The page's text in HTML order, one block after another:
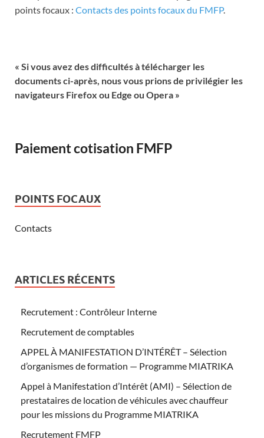
points focaux : Contacts des points focaux du FMFP.
« Si vous avez des difficultés à télécharger les
documents ci-après, nous vous prions de privilégier les
navigateurs Firefox ou Edge ou Opera »
Paiement cotisation FMFP
POINTS FOCAUX
Contacts
ARTICLES RÉCENTS
Recrutement : Contrôleur Interne
Recrutement de comptables
APPEL À MANIFESTATION D’INTÉRÊT – Sélection
d’organismes de formation — Programme MIATRIKA
Appel à Manifestation d’Intérêt (AMI) – Sélection de
prestataires de location de véhicules avec chauffeur
pour les missions du Programme MIATRIKA
Recrutement FMFP